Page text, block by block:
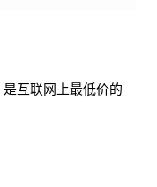
互联网上最低价的